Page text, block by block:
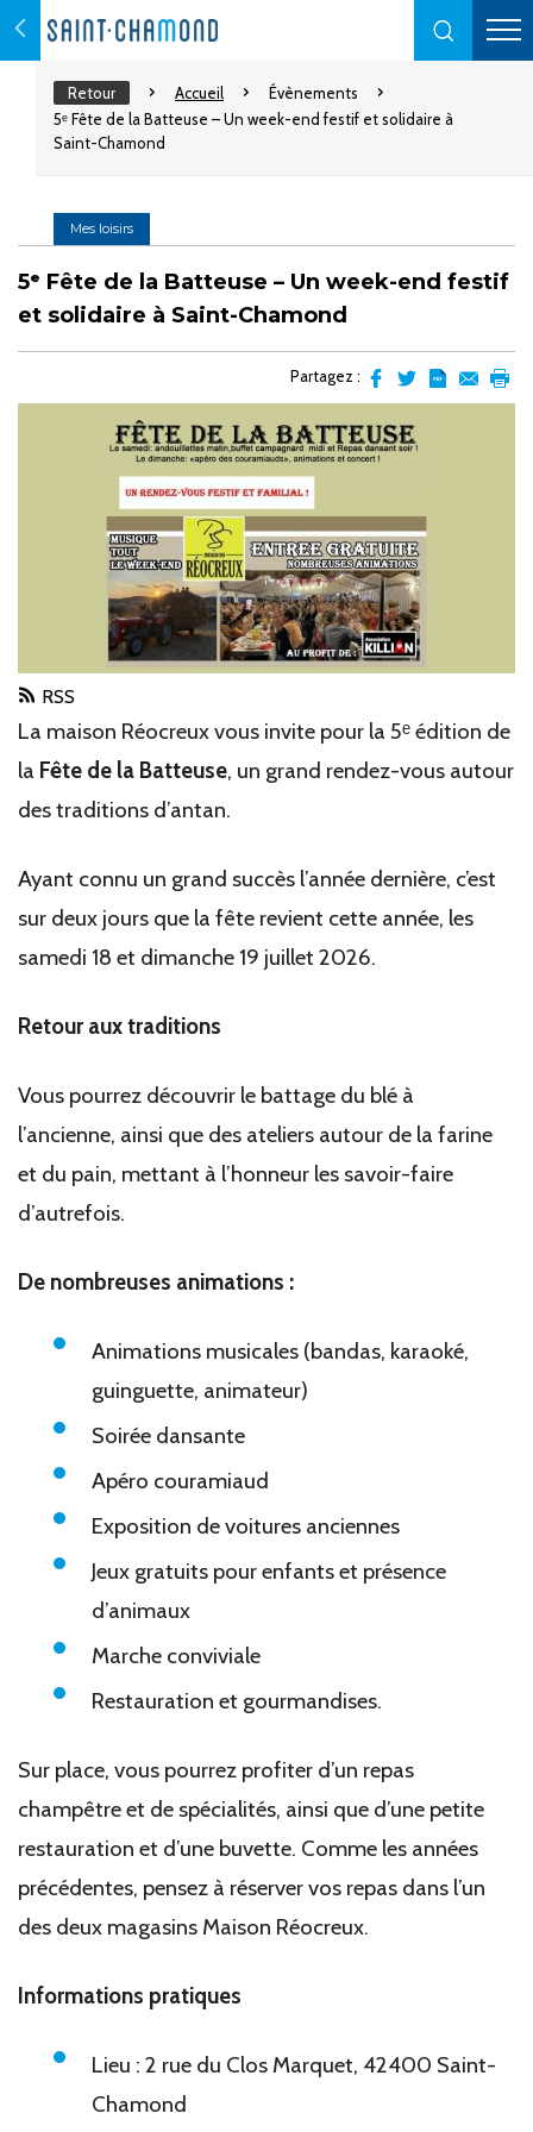
Retour Accueil
Évènements
5ᵉ Fête de la Batteuse – Un week-end festif et solidaire à
Saint-Chamond
Mes loisirs
5ᵉ Fête de la Batteuse – Un week-end festif
et solidaire à Saint-Chamond
Partagez :
sur
facebook
sur
Twitter
RSS
La maison Réocreux vous invite pour la 5ᵉ édition de
la Fête de la Batteuse, un grand rendez-vous autour
des traditions d’antan.
Ayant connu un grand succès l’année dernière, c’est
sur deux jours que la fête revient cette année, les
samedi 18 et dimanche 19 juillet 2026.
Retour aux traditions
Vous pourrez découvrir le battage du blé à
l’ancienne, ainsi que des ateliers autour de la farine
et du pain, mettant à l’honneur les savoir-faire
d’autrefois.
De nombreuses animations :
Animations musicales (bandas, karaoké,
guinguette, animateur)
Soirée dansante
Apéro couramiaud
Exposition de voitures anciennes
Jeux gratuits pour enfants et présence
d’animaux
Marche conviviale
Restauration et gourmandises.
Sur place, vous pourrez profiter d’un repas
champêtre et de spécialités, ainsi que d’une petite
restauration et d’une buvette. Comme les années
précédentes, pensez à réserver vos repas dans l’un
des deux magasins Maison Réocreux.
Informations pratiques
Lieu : 2 rue du Clos Marquet, 42400 Saint-
Chamond